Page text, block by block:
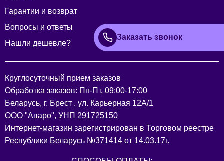
Гарантии и возврат
Вопросы и ответы
Нашли дешевле?
Заказать звонок
Круглосуточный прием заказов
Обработка заказов: Пн-Пт, 09:00-17:00
Беларусь, г. Брест . ул. Карьерная 12А/1
ООО "Аваро", УНП 291725150
Интернет-магазин зарегистрирован в Торговом реестре
Республики Беларусь №371414 от 14.03.17г.